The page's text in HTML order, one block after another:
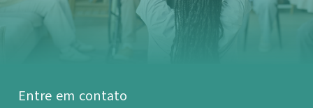
Entre em contato